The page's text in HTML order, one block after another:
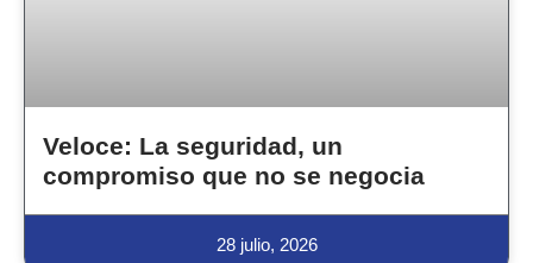
Veloce: La seguridad, un
compromiso que no se negocia
28 julio, 2026